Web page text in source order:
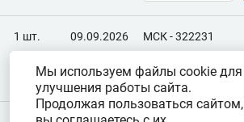
1 шт. 09.09.2026 МСК - 322231
***** – +
Мы используем файлы cookie для
улучшения работы сайта.
Продолжая пользоваться сайтом,